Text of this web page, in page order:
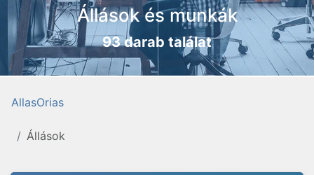
Állások és munkák
93 darab találat
AllasOrias
Állások